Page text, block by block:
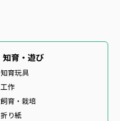
知育・遊び
知育玩具
工作
飼育・栽培
折り紙